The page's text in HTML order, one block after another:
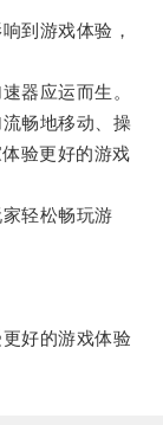
到游戏体验，
器应运而生。
畅地移动、操
验更好的游戏
轻松畅玩游
好的游戏体验